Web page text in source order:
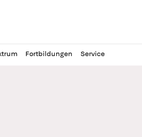
Fortbildungen Service